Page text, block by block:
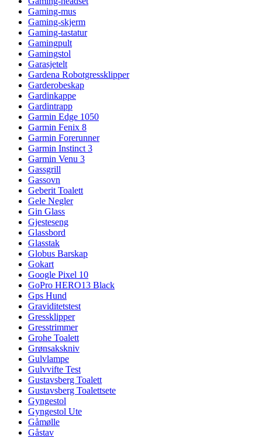
Gaming-mus
Gaming-skjerm
Gaming-tastatur
Gamingpult
Gamingstol
Garasjetelt
Gardena Robotgressklipper
Garderobeskap
Gardinkappe
Gardintrapp
Garmin Edge 1050
Garmin Fenix 8
Garmin Forerunner
Garmin Instinct 3
Garmin Venu 3
Gassgrill
Gassovn
Geberit Toalett
Gele Negler
Gin Glass
Gjesteseng
Glassbord
Glasstak
Globus Barskap
Gokart
Google Pixel 10
GoPro HERO13 Black
Gps Hund
Graviditetstest
Gressklipper
Gresstrimmer
Grohe Toalett
Grønsakskniv
Gulvlampe
Gulvvifte Test
Gustavsberg Toalett
Gustavsberg Toalettsete
Gyngestol
Gyngestol Ute
Gåmølle
Gåstav